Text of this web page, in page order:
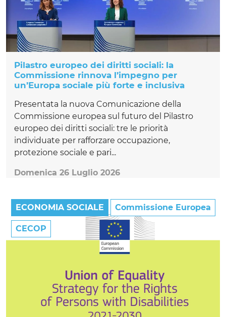
Pilastro europeo dei diritti sociali: la
Commissione rinnova l’impegno per
un’Europa sociale più forte e inclusiva
Presentata la nuova Comunicazione della
Commissione europea sul futuro del Pilastro
europeo dei diritti sociali: tre le priorità
individuate per rafforzare occupazione,
protezione sociale e pari...
Domenica 26 Luglio 2026
ECONOMIA SOCIALE Commissione Europea
CECOP